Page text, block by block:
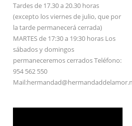
Tardes de 17.30 a 20.30 horas
(excepto los viernes de julio, que por
la tarde permanecerá cerrada)
MARTES de 17:30 a 19:30 horas Los
sábados y domingos
permaneceremos cerrados Teléfono:
954 562 550